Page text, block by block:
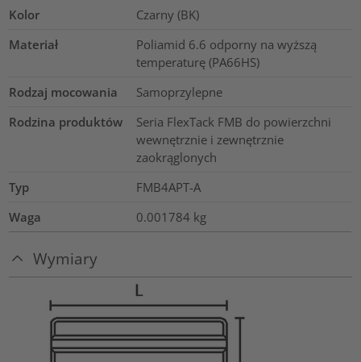
Kolor
Czarny (BK)
Materiał
Poliamid 6.6 odporny na wyższą
temperaturę (PA66HS)
Rodzaj mocowania
Samoprzylepne
Rodzina produktów
Seria FlexTack FMB do powierzchni
wewnętrznie i zewnętrznie
zaokrąglonych
Typ
FMB4APT-A
Waga
0.001784 kg
Wymiary